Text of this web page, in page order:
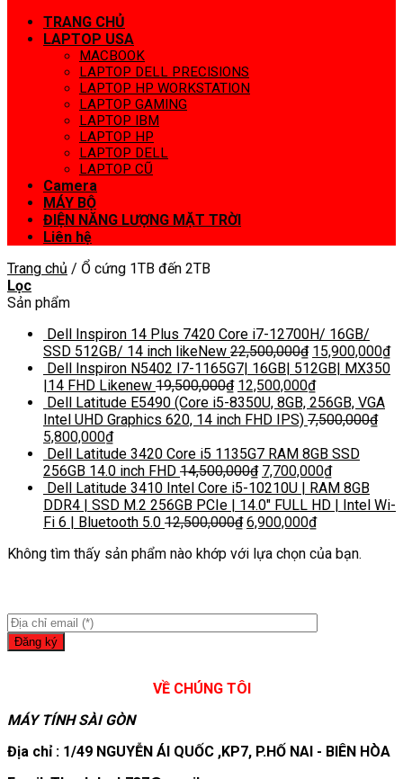
TRANG CHỦ
LAPTOP USA
MACBOOK
LAPTOP DELL PRECISIONS
LAPTOP HP WORKSTATION
LAPTOP GAMING
LAPTOP IBM
LAPTOP HP
LAPTOP DELL
LAPTOP CŨ
Camera
MÁY BỘ
ĐIỆN NĂNG LƯỢNG MẶT TRỜI
Liên hệ
Trang chủ / Ổ cứng 1TB đến 2TB
Lọc
Sản phẩm
Dell Inspiron 14 Plus 7420 Core i7-12700H/ 16GB/
SSD 512GB/ 14 inch likeNew 22,500,000₫ 15,900,000₫
Dell Inspiron N5402 I7-1165G7| 16GB| 512GB| MX350
|14 FHD Likenew 19,500,000₫ 12,500,000₫
Dell Latitude E5490 (Core i5-8350U, 8GB, 256GB, VGA
Intel UHD Graphics 620, 14 inch FHD IPS) 7,500,000₫
5,800,000₫
Dell Latitude 3420 Core i5 1135G7 RAM 8GB SSD
256GB 14.0 inch FHD 14,500,000₫ 7,700,000₫
Dell Latitude 3410 Intel Core i5-10210U | RAM 8GB
DDR4 | SSD M.2 256GB PCIe | 14.0″ FULL HD | Intel Wi-
Fi 6 | Bluetooth 5.0 12,500,000₫ 6,900,000₫
Không tìm thấy sản phẩm nào khớp với lựa chọn của bạn.
VỀ CHÚNG TÔI
MÁY TÍNH SÀI GÒN
Địa chỉ : 1/49 NGUYỄN ÁI QUỐC ,KP7, P.HỐ NAI - BIÊN HÒA